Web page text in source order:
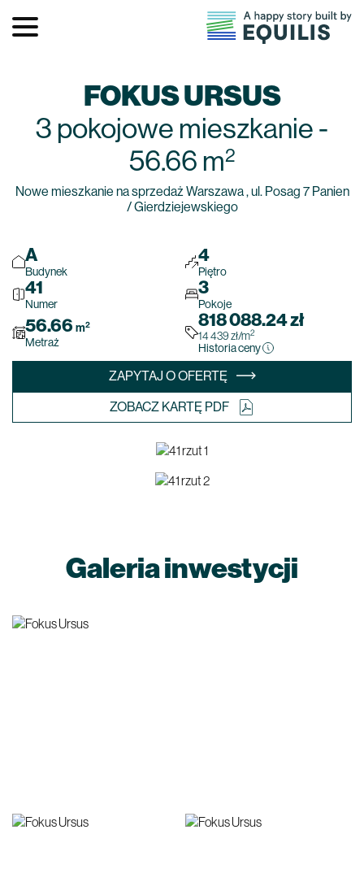
FOKUS URSUS
3 pokojowe mieszkanie -
56.66 m2
Nowe mieszkanie na sprzedaż Warszawa , ul. Posag 7 Panien
/ Gierdziejewskiego
Budynek
A
Piętro
4
Numer
41
Pokoje
3
Metraż
56.66m2
Historia ceny
818 088.24zł
14 439zł/m2
ZAPYTAJ O OFERTĘ
ZOBACZ KARTĘ PDF
Galeria inwestycji